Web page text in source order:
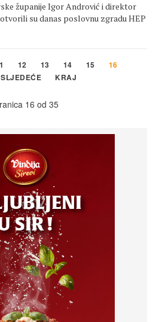
županije Igor Andrović i direktor
su danas poslovnu zgradu HEP
12 13 14 15
16
SLJEDEĆE KRAJ
16 od 35